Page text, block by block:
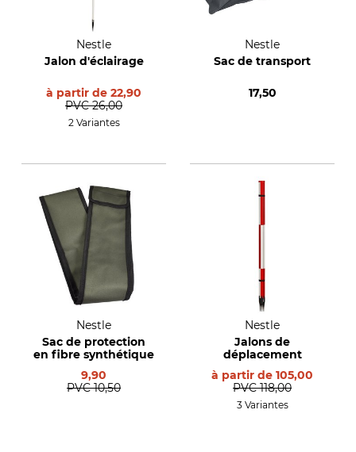
Nestle
Jalon d'éclairage
à partir de 22,90
PVC 26,00
2 Variantes
Nestle
Sac de transport
17,50
Nestle
Sac de protection
en fibre synthétique
9,90
PVC 10,50
Nestle
Jalons de
déplacement
à partir de 105,00
PVC 118,00
3 Variantes